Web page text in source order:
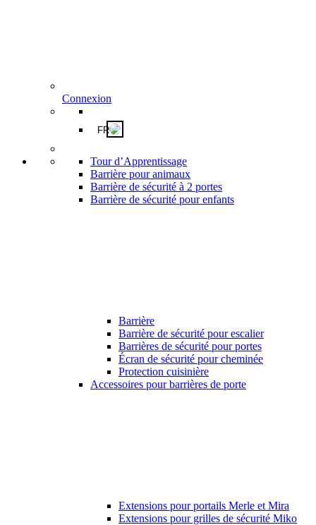
Connexion
FR
Tour d’Apprentissage
Barrière pour animaux
Barrière de sécurité à 2 portes
Barrière de sécurité pour enfants
Barrière
Barrière de sécurité pour escalier
Barrières de sécurité pour portes
Écran de sécurité pour cheminée
Protection cuisinière
Accessoires pour barrières de porte
Extensions pour portails Merle et Mira
Extensions pour grilles de sécurité Miko